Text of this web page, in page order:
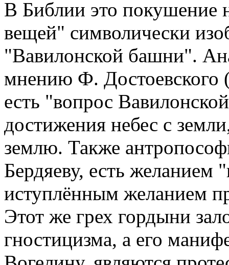
В Библии это покушение
вещей" символически
"Вавилонской башни".
мнению Ф. Достоевского
есть "вопрос
достижения небес с
землю. Также
Бердяеву, есть желанием
иступлённым желанием
Этот же грех гордыни
гностицизма, а его